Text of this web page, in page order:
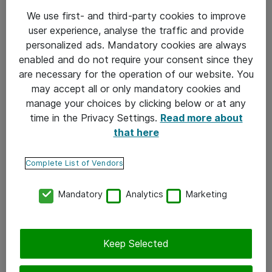
ohjelmistopohjaisella ratkaisulla.
”VMwaren vSAN oli helppo ottaa käyttöön.
Teknologia ohjaa käyttäjää tekemään oikeat valinnat
ja tarjoaa mahdollisuuden tarkistaa automatisoidusti,
että asennus meni oikein. Ratkaisu sopii mielestäni
kaikille organisaatioille, jotka hyödyntävät
palvelinvirtualisointia”, Grönholm arvioi.
SAMK hyödyntää Bokxi-oppimisympäristössä myös
vCenteriä, joka mahdollistaa koko konesalin
”Konesalin resurssien käytön ja prosessien
hetken trendi. VMwaren-työkalut ja ratkaisut
mahdollistavat myös ketterän ja helpon
laajentamismahdollisuuden myös tulevaisuudessa.”
We use first- and third-party cookies to improve
user experience, analyse the traffic and provide
personalized ads. Mandatory cookies are always
enabled and do not require your consent since they
are necessary for the operation of our website. You
may accept all or only mandatory cookies and
manage your choices by clicking below or at any
time in the Privacy Settings. Read more about
that here
Complete List of Vendors
Mandatory Analytics Marketing
Keep Selected